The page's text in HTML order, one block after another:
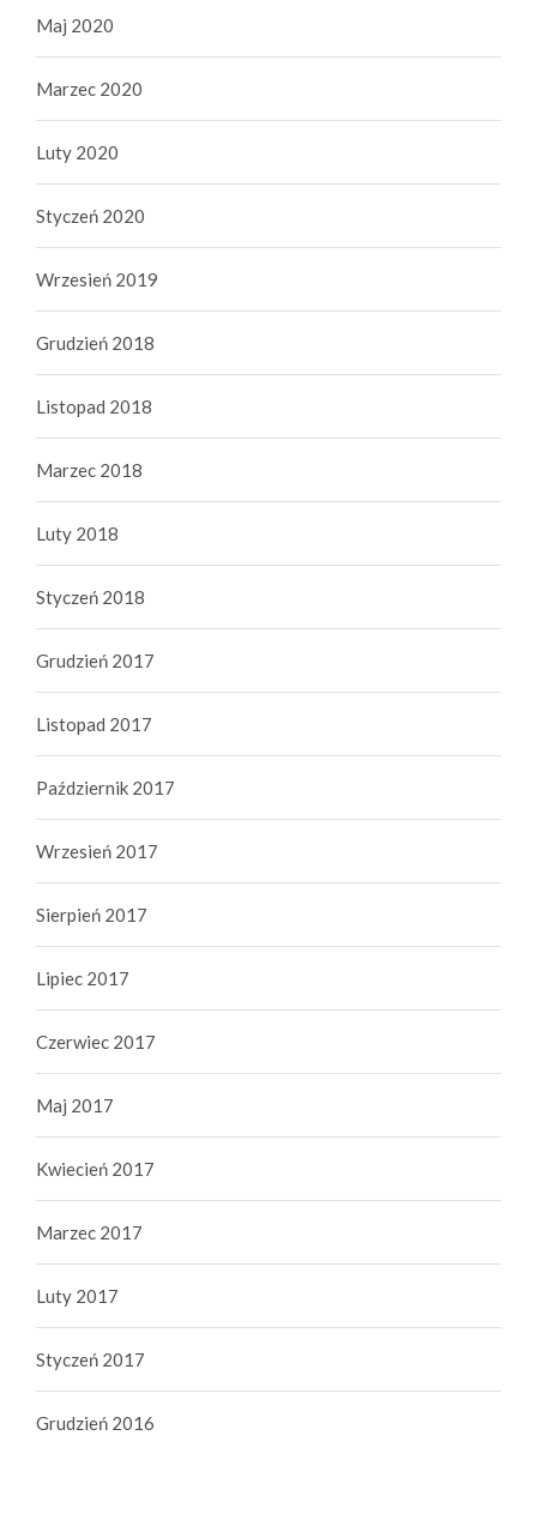
Maj 2020
Marzec 2020
Luty 2020
Styczeń 2020
Wrzesień 2019
Grudzień 2018
Listopad 2018
Marzec 2018
Luty 2018
Styczeń 2018
Grudzień 2017
Listopad 2017
Październik 2017
Wrzesień 2017
Sierpień 2017
Lipiec 2017
Czerwiec 2017
Maj 2017
Kwiecień 2017
Marzec 2017
Luty 2017
Styczeń 2017
Grudzień 2016